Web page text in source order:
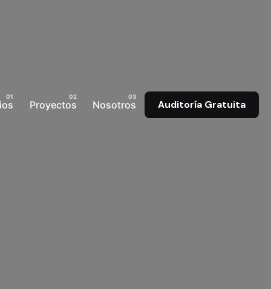
Proyectos Nosotros Auditoría Gratuita